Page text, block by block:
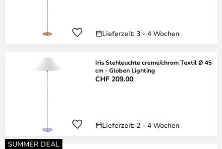
Lieferzeit: 3 - 4 Wochen
Iris Stehleuchte creme/chrom Textil Ø 45
cm - Globen Lighting
CHF 209.00
Lieferzeit: 2 - 4 Wochen
SUMMER DEAL